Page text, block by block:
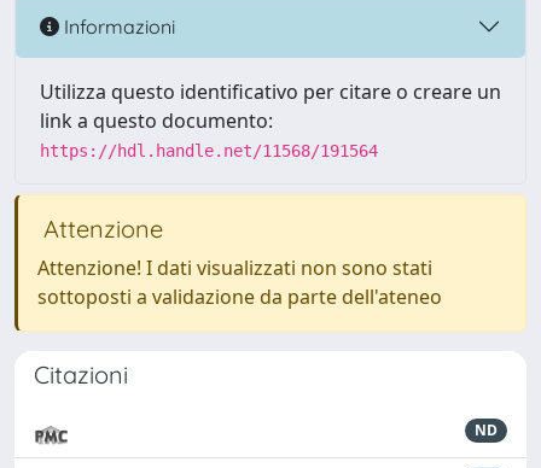
Informazioni
Utilizza questo identificativo per citare o creare un
link a questo documento:
https://hdl.handle.net/11568/191564
Attenzione
Attenzione! I dati visualizzati non sono stati
sottoposti a validazione da parte dell'ateneo
Citazioni
ND